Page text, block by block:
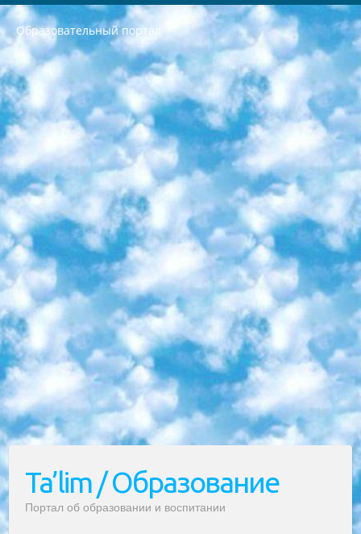
Образовательный портал
РЕСПУБЛИКА УЗБЕКИСТАН МИНИСТРЕРСТВО ДОШКОЛЬНОГО И ШКОЛЬНОГО ОБРАЗОВАНИЯ КОМАНДА в общеобразовательных учреждениях в 2023-2024 учебном году организация и проведение итоговой государственной аттестации обучающихся о Министра дошкольного и школьного образования Республики Узбекистан от 4 марта 2008 года (постановлением Минюста от 20 марта 2008 года № 1778 государственной регистрации) «Итоговое состояние учащихся общего среднего образования на основании положения об утверждении положения об аттестации общего среднего образования выпускной экзамен студентов в образовательных учреждениях в 2023-2024 учебном году В целях организации и прохождения аттестации приказываю: 1. Следующее: перечень предметов, по которым будет проводиться итоговая государственная аттестация и экзамен формы перевода согласно приложению 1; сертификаты международного образца, оценивающие уровень владения иностранными языками перечень согласно приложению 2; 2. Педагогический при специализированных образовательных учреждениях. научно-практический центр квалификации и международной оценки (Д.Давидова) 2024 г. До 25 марта: задания по предметам, по которым будет проводиться итоговая аттестация разработка и утверждение технических условий; итоговая аттестация на основании разработанного предметного задания разработка вопросов по предметам (устно и письменно), экзамен передача; общеобразовательные средние школы и специальные учебные заведения учащиеся выпускных классов школ и интернатов в агентской системе подготовка базы данных экзаменационных материалов и критериев оценки; перевод базы экзаменационных материалов на все языки обучения подать в Республиканский образовательный центр для изготовления; варианты экзаменов на основе разработанных контрольных материалов пусть будут поставлены задачи формирования. 3. Республиканский образовательный центр (Ш.Худайкулов) до 5 апреля 2024 года. до: база данных предоставленных экзаменационных материалов на все языки обучения перевод и экспертиза; для слепых, слабовидящих, глухих, слабослышащих и умственно отсталых детей учащиеся выпускных классов специализированных школ и школ-интернатов база данных экзаменационных материалов на всех преподаваемых языках подготовка критериев оценки; специализированные школы для умственно отсталых детей и технологии для учащихся выпускных классов школ-интернатов разработка соответствующих рекомендаций и критериев проведения ЕГЭ по естествознанию давать задания. 4. Педагогический при специализированных образовательных учреждениях. Научно-практический центр навыков и международной оценки (Д.Давидова), Республика образовательный центр (Худайкулов Ш.) итоговый государственный аттестационный экзамен ориентирован на творческое и логическое мышление при подготовке базы материалов учитывать введение заданий. 5. Следует отметить, что: сертификат государственного образца о знании общеобразовательного предмета и как минимум национальный уровень B1 по предметам на иностранных языках, указанным в Приложении 2. или международно признанный сертификат эквивалентного уровня студенты, изучающие определенный предмет, освобождаются от экзамена; по соответствующим предметам запланирована итоговая государственная аттестация за день до дня, путем жеребьевки Рабочей группой (в письменной форме по предметам, проводимым в форме) из числа сформированных вариантов выбрано 2 варианта; 2 выбранных варианта экзамена анонсированы на официальном сайте министерства и все выпускники по всей стране на основе этих вариантов проводит итоговую государственную аттестацию. 6. Государственное образование учащихся средних общеобразовательных учреждений. знания в соответствии с квалификационными требованиями, которые необходимо приобрести на основании стандартов итоговый (выпускной) контроль для 9 и 11 классов в целях тестирования Экзамены (далее – экзамены) состоят из предметов, перечисленных в приложении 1. будет сделано. 7. Экзамены пройдут с 26 мая по 15 июня 2024 г. (кроме науки физического воспитания). 8. Физическая для учащихся 9 классов общесредних образовательных учреждений. Экзамены по предмету «Образование, квалификация медицина» 1-6 мая 2024 года. сотрудники перевести под присмотр (с отклонениями в физическом или умственном развитии) специализированная школа для детей, школы-интернаты и со сколиозом школы-интернаты санаторного типа для больных детей исключены). 9. Он был слепым, слабовидящим и имел нарушения опорно-двигательного аппарата. экзамены в специализированных школах и интернатах для детей должны проводиться исходя из требований, предъявляемых к общеобразовательным учреждениям (физкультура кроме науки). 10. Специализированная школа для глухих и слабослышащих детей. и экзамены в интернатах и быть реализован в виде письменного теста по математике. 11. Специальность для умственно отсталых детей. Для 9 класса Родной язык и литературное письмо Государственный язык (язык обучения – узбекский). для неклассов) написано Математическое письмо Письменная/устная история Узбекистана Физическое воспитание практично Итоговый контроль Для 11 класса Написание родного языка и литературы (эссе) Математическое письмо Узбекский язык (обучение на узбекском языке) не посещающее общее среднее образование для учреждений)/Образовательное учреждение выбор письменный и устный Иностранный язык письменный/устный Письменная/устная история Узбекистана *По выбору студента:  Химия  Физика  Основы государственного права  География 10 бесплатных образовательных ресурсов - Мы составили подборку онлайн-проектов с интерактивными упражнениями, видеолекциями и статьями. Они помогут вам обрести новые и освежить старые знания бесплатно. 1. «ИНТУИТ» Старейшая образовательная площадка Рунета. Здесь вы найдёте сотни текстовых и видеокурсов на десятки различных тем — от программирования до психологии. Многие курсы подготовлены российскими университетами и крупными международными компаниями вроде Intel и Microsoft. Самостоятельное обучение бесплатное, но желающие могут оплатить услуги персональных наставников. 2. «Смартия» знакомит с актуальными профессиями и подсказывает, как им обучаться. Выбрав заинтересовавшую вас специальность — SMM-специалист, фотограф, веб-дизайнер или другую, — увидите список необходимых для неё умений. Чтобы вы могли освоить их самостоятельно, для каждого умения площадка отображает подборку ссылок на учебные материалы. Хотя «Смартия» ориентируется на русскоязычную аудиторию, часть контента всё же доступна только на английском. 3. «Лекторий Физтеха» Проект Московского физико-технического института (Физтеха). С его помощью вы можете смотреть онлайн серии лекций, записанные на видео в этом вузе. В числе доступных предметов — физика, биология, химия, информационные технологии и другие. К некоторым лекциям администрация ресурса прилагает готовые конспекты, которые можно скачивать в PDF-формате. 4. ITMOcourses Онлайн-площадка Санкт-Петербургского национального исследовательского университета информационных технологий, механики и оптики (ИТМО). Ресурс предоставляет свободный доступ к курсам, разработанным в этом вузе. Каталог материалов разбит на четыре категории: «Оптические системы и технологии», «Приборостроение и робототехника», «Информационные технологии» и «Биотехнологии». Курсы состоят из видеолекций, интерактивных демонстраций и заданий. 5. «КиберЛенинка» Электронная научная библиотека открытого доступа. Каталог площадки регулярно обрастает текстами статей из различных научных изданий. Сгруппированные по журналам и рубрикам публикации можно читать онлайн или скачивать целиком в PDF-формате. Проект нацелен на популяризацию науки за счёт открытого доступа к качественной информации. 6. «ПостНаука» На этом ресурсе публикуют подборки видеолекций, составленные экспертами из разных отраслей и объединённые общими темами. Среди них, к примеру, есть серии «Биоинформатика и геномика», «Культура средневековой Скандинавии» и Cinema Studies о теории кино. Каждая подборка лекций — логически связанная история, рассказанная экспертом от первого лица. Кроме того, на сайте появляются научно-образовательные статьи и тесты на разные темы. 7. «Newочём» Команда проекта «Newочём» отбирает самые интересные тексты из англоязычных СМИ и переводит те из них, за которые голосуют участники сообщества «ВКонтакте». По большей части это научно-популярные статьи. Редакторы придумывают лишь заголовки, в остальном содержание переводов соответствует оригиналам. Полные тексты можно читать прямо в социальной сети. 8. InternetUrok Онлайн-база материалов по основным дисциплинам школьной программы. Информация на сайте структурирована по классам, предметам и темам (урокам). Каждый урок состоит из видеолекций и конспектов. Есть также интерактивные тренажёры и тесты для закрепления пройденного материала. Даже если вы давно окончили школу, возможность повторить программу старших классов всегда может пригодиться. 9. Edutainme Ещё один ресурс об образовании. В отличие от Newtonew, как мне кажется, Edutainme больше ориентируется на представителей индустрии: педагогов, предпринимателей, разработчиков образовательных проектов. Но и любой, кто просто стремится к саморазвитию, найдёт на сайте много полезного и интересного для себя. Например, информацию о новых курсах и образовательных сервисах. 10. Newtonew Онлайн-медиа об образовании и обучении в широком смысле. Авторы Newtonew пишут об инструментах, заведениях, тактиках и стратегиях, которые помогают учить других и получать новые знания самостоятельно. На этой площадке вы найдёте новости, обзоры, аналитические мат
Ta’lim / Образование
Портал об образовании и воспитании